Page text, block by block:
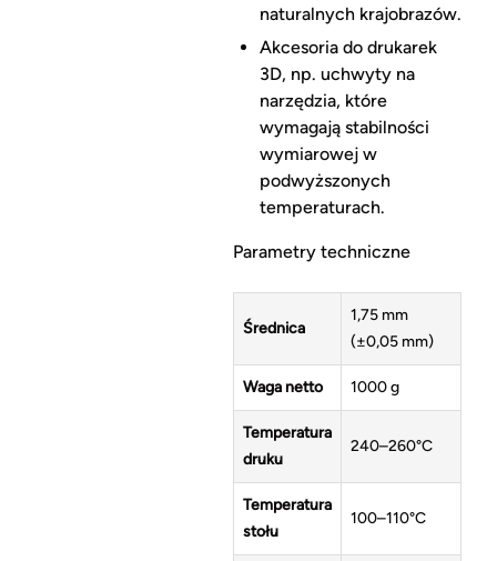
naturalnych krajobrazów.
Akcesoria do drukarek
3D, np. uchwyty na
narzędzia, które
wymagają stabilności
wymiarowej w
podwyższonych
temperaturach.
Parametry techniczne
Średnica
1,75 mm
(±0,05 mm)
Waga netto 1000 g
Temperatura
druku
240–260°C
Temperatura
stołu
100–110°C